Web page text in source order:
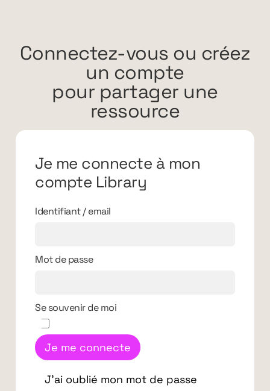
Connectez-vous ou créez
un compte
pour partager une
ressource
Je me connecte à mon
compte Library
Identifiant / email
Mot de passe
Se souvenir de moi
Je me connecte
J'ai oublié mon mot de passe